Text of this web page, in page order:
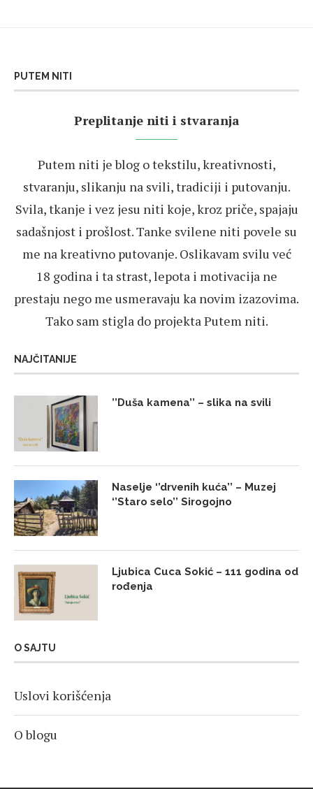
PUTEM NITI
Preplitanje niti i stvaranja
Putem niti je blog o tekstilu, kreativnosti,
stvaranju, slikanju na svili, tradiciji i putovanju.
Svila, tkanje i vez jesu niti koje, kroz priče, spajaju
sadašnjost i prošlost. Tanke svilene niti povele su
me na kreativno putovanje. Oslikavam svilu već
18 godina i ta strast, lepota i motivacija ne
prestaju nego me usmeravaju ka novim izazovima.
Tako sam stigla do projekta Putem niti.
NAJČITANIJE
’’Duša kamena’’ – slika na svili
Naselje ‘’drvenih kuća’’ – Muzej
‘’Staro selo’’ Sirogojno
Ljubica Cuca Sokić – 111 godina od
rođenja
O SAJTU
Uslovi korišćenja
O blogu